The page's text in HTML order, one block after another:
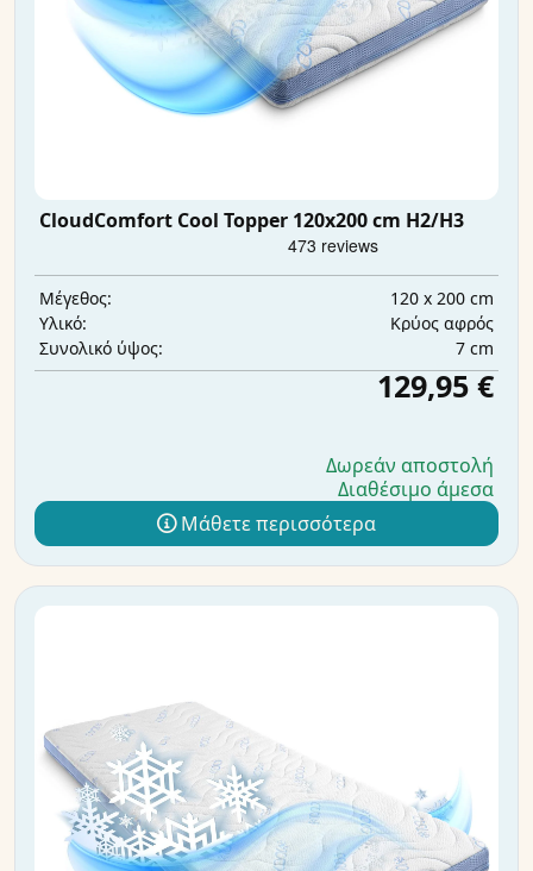
CloudComfort Cool Topper 120x200 cm H2/H3
Μέγεθος:
120 x 200 cm
Υλικό:
Κρύος αφρός
Συνολικό ύψος:
7 cm
129,95 €
Δωρεάν αποστολή
Διαθέσιμο άμεσα
Μάθετε περισσότερα